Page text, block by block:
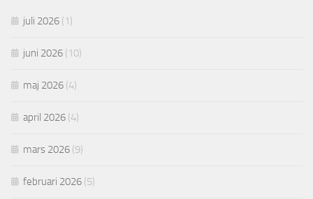
juli 2026 (1)
juni 2026 (10)
maj 2026 (4)
april 2026 (4)
mars 2026 (9)
februari 2026 (5)